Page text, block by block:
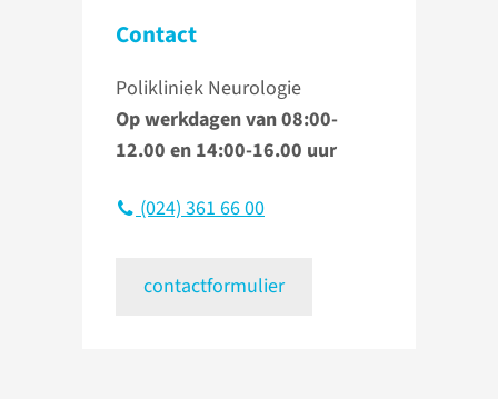
Contact
Polikliniek Neurologie
Op werkdagen van 08:00-
12.00 en 14:00-16.00 uur
(024) 361 66 00
contactformulier